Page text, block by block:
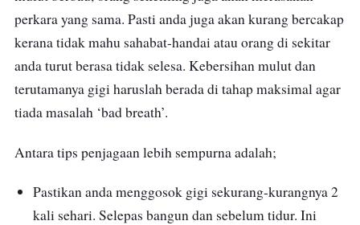
perkara yang sama. Pasti anda juga akan kurang bercakap
kerana tidak mahu sahabat-handai atau orang di sekitar
anda turut berasa tidak selesa. Kebersihan mulut dan
terutamanya gigi haruslah berada di tahap maksimal agar
tiada masalah ‘bad breath’.
Antara tips penjagaan lebih sempurna adalah;
Pastikan anda menggosok gigi sekurang-kurangnya 2
kali sehari. Selepas bangun dan sebelum tidur. Ini